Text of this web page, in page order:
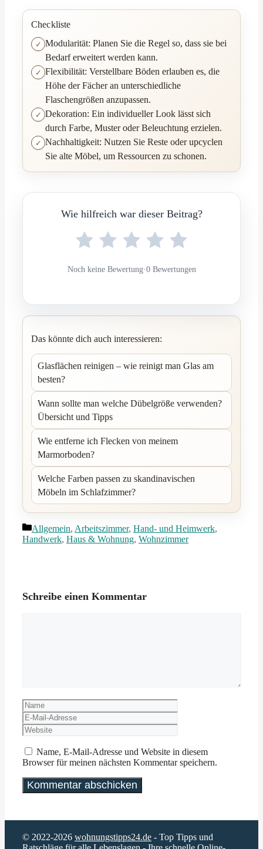
Checkliste
Modularität: Planen Sie die Regel so, dass sie bei
Bedarf erweitert werden kann.
Flexibilität: Verstellbare Böden erlauben es, die
Höhe der Fächer an unterschiedliche
Flaschengrößen anzupassen.
Dekoration: Ein individueller Look lässt sich
durch Farbe, Muster oder Beleuchtung erzielen.
Nachhaltigkeit: Nutzen Sie Reste oder upcyclen
Sie alte Möbel, um Ressourcen zu schonen.
Wie hilfreich war dieser Beitrag?
Noch keine Bewertung·0 Bewertungen
Das könnte dich auch interessieren:
Glasflächen reinigen – wie reinigt man Glas am
besten?
Wann sollte man welche Dübelgröße verwenden?
Übersicht und Tipps
Wie entferne ich Flecken von meinem
Marmorboden?
Welche Farben passen zu skandinavischen
Möbeln im Schlafzimmer?
Kategorien
Allgemein, Arbeitszimmer, Hand- und Heimwerk,
Handwerk, Haus & Wohnung, Wohnzimmer
Schreibe einen Kommentar
Name
Mail-
Adresse
Name, E-Mail-Adresse und Website in diesem
Browser für meinen nächsten Kommentar speichern.
© 2022-2026 wohnungstipps24.de - Top Tipps und